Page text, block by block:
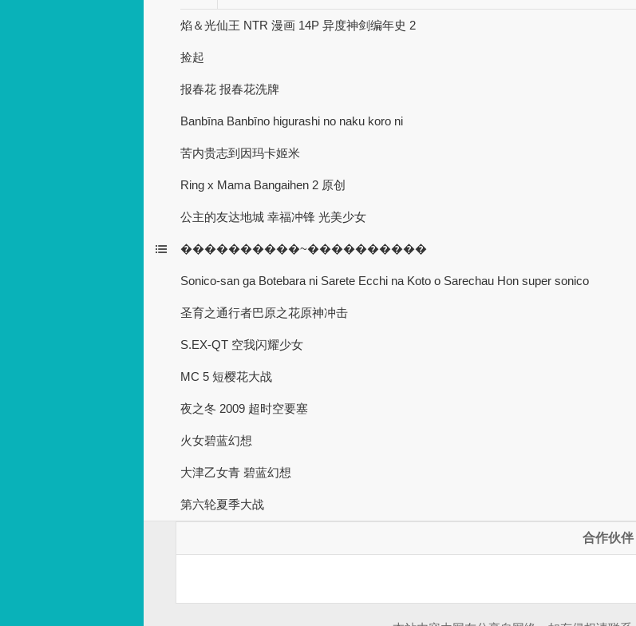
焰＆光仙王 NTR 漫画 14P 异度神剑编年史 2
捡起
报春花 报春花洗牌
Banbīna Banbīno higurashi no naku koro ni
苦内贵志到因玛卡姬米
Ring x Mama Bangaihen 2 原创
公主的友达地城 幸福冲锋 光美少女
����������~����������
Sonico-san ga Botebara ni Sarete Ecchi na Koto o Sarechau Hon super sonico
圣育之通行者巴原之花原神冲击
S.EX-QT 空我闪耀少女
MC 5 短樱花大战
夜之冬 2009 超时空要塞
火女碧蓝幻想
大津乙女青 碧蓝幻想
第六轮夏季大战
合作伙伴